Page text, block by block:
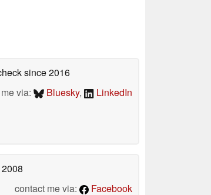
since 2016
via:
Bluesky, LinkedIn
contact me via:
Facebook